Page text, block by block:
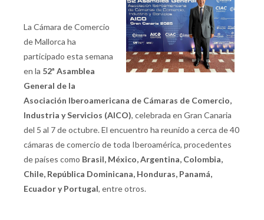
La Cámara de Comercio
de Mallorca ha
participado esta semana
en la 52ª Asamblea
General de la
Asociación Iberoamericana de Cámaras de Comercio,
Industria y Servicios (AICO), celebrada en Gran Canaria
del 5 al 7 de octubre. El encuentro ha reunido a cerca de 40
cámaras de comercio de toda Iberoamérica, procedentes
de países como Brasil, México, Argentina, Colombia,
Chile, República Dominicana, Honduras, Panamá,
Ecuador y Portugal, entre otros.